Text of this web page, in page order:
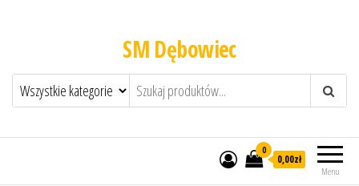
SM Dębowiec
Menu
0
0,00zł